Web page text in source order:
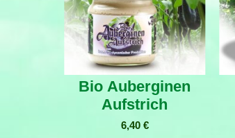
Bio Auberginen
Aufstrich
6,40 €